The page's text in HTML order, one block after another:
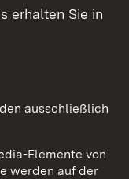
erhalten Sie in
ausschließlich
Elemente von
werden auf der